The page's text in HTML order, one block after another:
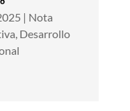
| Nota
, Desarrollo